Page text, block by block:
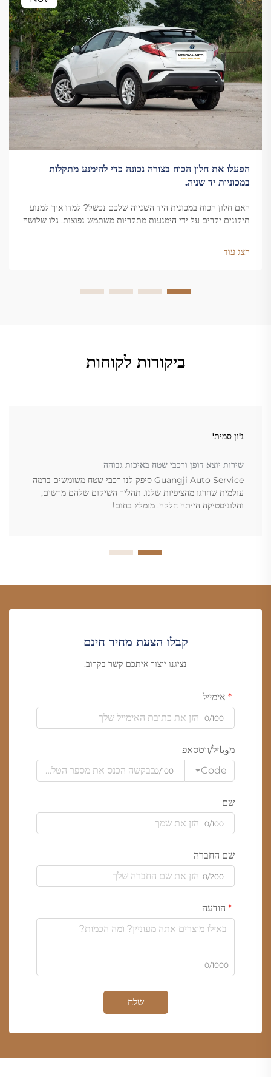
הפעלו את חלון הכוח בצורה נכונה כדי להימנע מתקלות
במכוניות יד שניה.
האם חלון הכוח במכונית היד השנייה שלכם נכשל? למדו איך למנוע
תיקונים יקרים על ידי הימנעות מתקריות משתמש נפוצות. גלו שלושה
הצג עוד
ביקורות לקוחות
ג'ון סמית'
שירות יוצא דופן ורכבי שטח באיכות גבוהה
Guangji Auto Service סיפק לנו רכבי שטח משומשים ברמה
עולמית שחרגו מהציפיות שלנו. תהליך השיקום שלהם מרשים,
והלוגיסטיקה הייתה חלקה. מומלץ בחום!
קבלו הצעת מחיר חינם
נציגנו ייצור איתכם קשר בקרוב.
אימייל
0/100
מوباיל/ווטסאפ
Code
0/100
שם
0/100
שם החברה
0/200
הודעה
0/1000
שלח